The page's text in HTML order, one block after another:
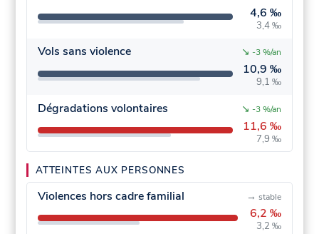
4,6 ‰
3,4 ‰
Vols sans violence
10,9 ‰
9,1 ‰
↘ -3 %/an
Dégradations volontaires
11,6 ‰
7,9 ‰
↘ -3 %/an
ATTEINTES AUX PERSONNES
Violences hors cadre familial
6,2 ‰
3,2 ‰
→ stable